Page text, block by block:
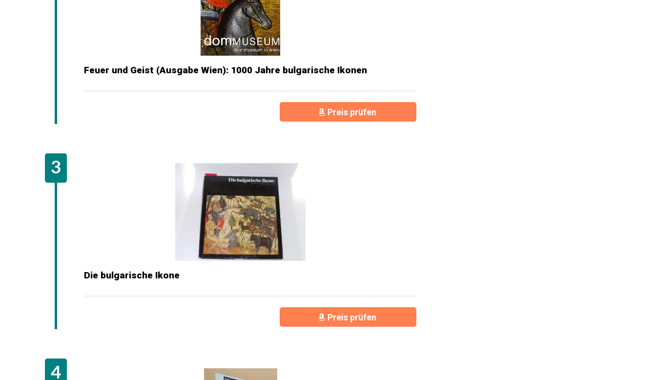
Feuer und Geist (Ausgabe Wien): 1000 Jahre bulgarische Ikonen
Preis prüfen
Die bulgarische Ikone
Preis prüfen